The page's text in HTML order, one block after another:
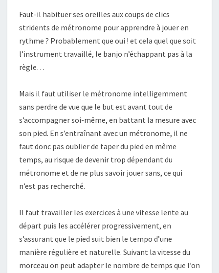
Faut-il habituer ses oreilles aux coups de clics
stridents de métronome pour apprendre à jouer en
rythme ? Probablement que oui ! et cela quel que soit
l’instrument travaillé, le banjo n’échappant pas à la
règle…
Mais il faut utiliser le métronome intelligemment
sans perdre de vue que le but est avant tout de
s’accompagner soi-même, en battant la mesure avec
son pied. En s’entraînant avec un métronome, il ne
faut donc pas oublier de taper du pied en même
temps, au risque de devenir trop dépendant du
métronome et de ne plus savoir jouer sans, ce qui
n’est pas recherché.
Il faut travailler les exercices à une vitesse lente au
départ puis les accélérer progressivement, en
s’assurant que le pied suit bien le tempo d’une
manière régulière et naturelle. Suivant la vitesse du
morceau on peut adapter le nombre de temps que l’on